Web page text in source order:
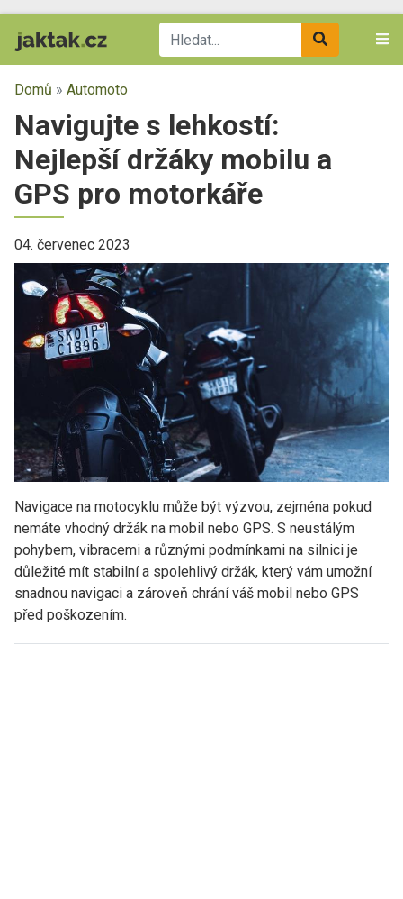
Domů » Automoto
Navigujte s lehkostí:
Nejlepší držáky mobilu a
GPS pro motorkáře
04. červenec 2023
Navigace na motocyklu může být výzvou, zejména pokud
nemáte vhodný držák na mobil nebo GPS. S neustálým
pohybem, vibracemi a různými podmínkami na silnici je
důležité mít stabilní a spolehlivý držák, který vám umožní
snadnou navigaci a zároveň chrání váš mobil nebo GPS
před poškozením.